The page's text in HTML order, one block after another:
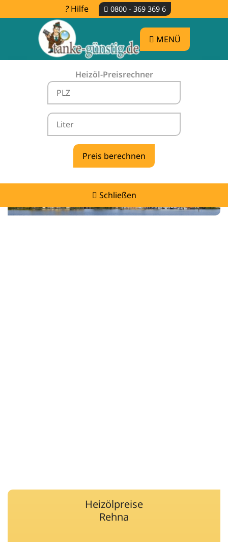
Hilfe 0800 - 369 369 6
MENÜ
Heizöl-Preisrechner
Schließen
Heizölpreise Rehna -
vergleichen & günstig tanken
Heizölpreise
Rehna